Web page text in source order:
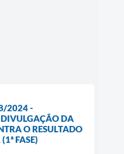
2024 -
DIVULGAÇÃO DA
O RESULTADO
FASE)